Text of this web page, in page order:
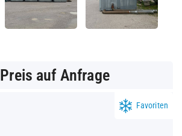
Preis auf Anfrage
Favoriten